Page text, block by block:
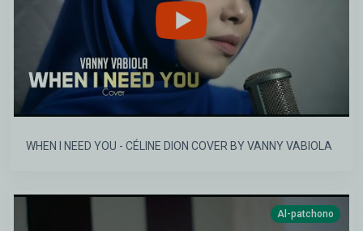
WHEN I NEED YOU - CÉLINE DION COVER BY VANNY VABIOLA
Al-patchono